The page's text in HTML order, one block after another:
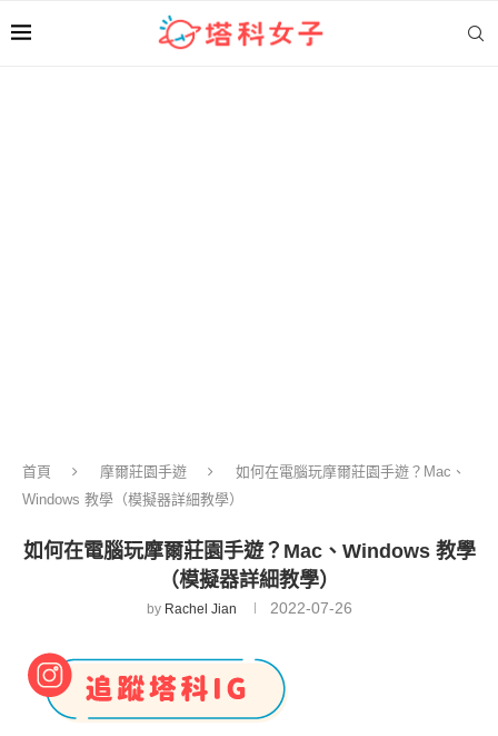
首頁 摩爾莊園手遊
如何在電腦玩摩爾莊園手遊？Mac、
Windows 教學（模擬器詳細教學）
如何在電腦玩摩爾莊園手遊？Mac、Windows 教學
（模擬器詳細教學）
by Rachel Jian 2022-07-26